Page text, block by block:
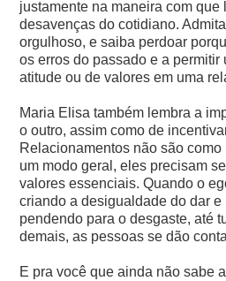
justamente na maneira com que
desavenças do cotidiano.
orgulhoso, e saiba perdoar
os erros do passado e a permitir
atitude ou de valores em uma
Maria Elisa também lembra a
o outro, assim como de
Relacionamentos não são
um modo geral, eles precisam
valores essenciais. Quando o
criando a desigualdade do dar
pendendo para o desgaste, até
demais, as pessoas se dão
E pra você que ainda não sabe